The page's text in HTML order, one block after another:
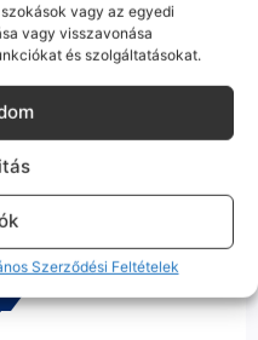
vagy az egyedi
vagy visszavonása
és szolgáltatásokat.
Szerződési Feltételek
& Szerviz
készülékért. Garanciális
bevizsgáljuk a telefont, és
vissza – neked ez 0 Ft
jár.